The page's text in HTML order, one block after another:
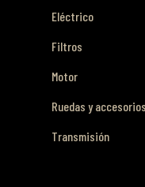
Eléctrico
Filtros
Motor
Ruedas y accesorios
Transmisión